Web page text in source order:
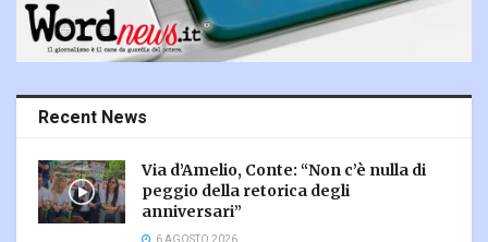
Recent News
Via d’Amelio, Conte: “Non c’è nulla di
peggio della retorica degli
anniversari”